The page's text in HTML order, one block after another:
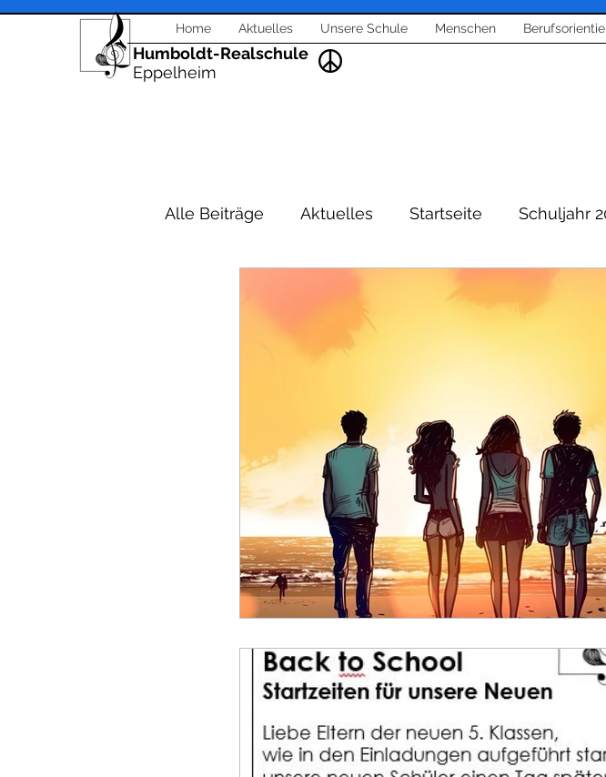
Home Aktuelles Unsere Schule Menschen
Humboldt-Realschule
Eppelheim
Alle Beiträge Aktuelles Startseite Schuljahr
Veranstaltungen Berufsorientierung
Projekte Sport Home
Schulsozialarbeit Sonstiges
Big Challenge Schuljahr 2021-22 Archiv SJ
Schulsanitäter Vorlagen Schülermentoren